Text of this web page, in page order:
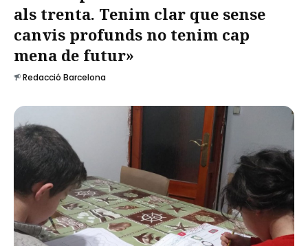
als trenta. Tenim clar que sense
canvis profunds no tenim cap
mena de futur»
Redacció Barcelona